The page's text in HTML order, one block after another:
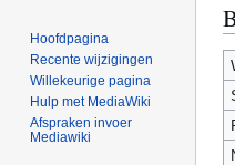
Hoofdpagina
Recente wijzigingen
Willekeurige pagina
Hulp met MediaWiki
Afspraken invoer
Mediawiki